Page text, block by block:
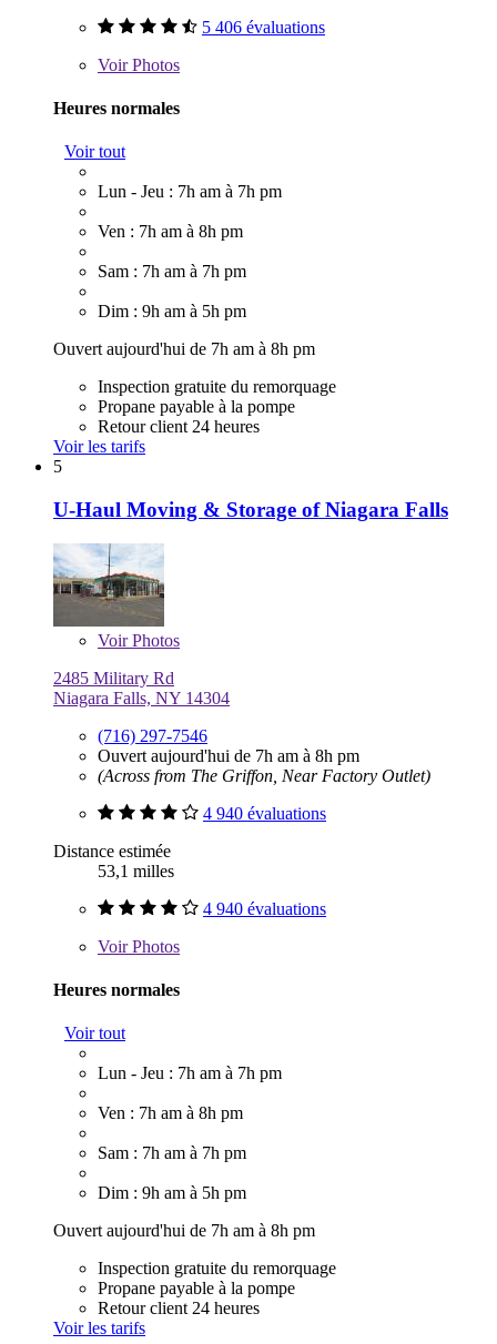
5 406 évaluations
VoirPhotos
Heures normales
Voir tout
Lun - Jeu : 7h am à 7h pm
Ven : 7h am à 8h pm
Sam : 7h am à 7h pm
Dim : 9h am à 5h pm
Ouvert aujourd'hui de 7h am à 8h pm
Inspection gratuite du remorquage
Propane payable à la pompe
Retour client 24 heures
Voir les tarifs
5
U-Haul Moving & Storage of Niagara Falls
VoirPhotos
2485 Military Rd
Niagara Falls, NY 14304
(716) 297-7546
Ouvert aujourd'hui de 7h am à 8h pm
(Across from The Griffon, Near Factory Outlet)
4 940 évaluations
Distance estimée
53,1 milles
4 940 évaluations
VoirPhotos
Heures normales
Voir tout
Lun - Jeu : 7h am à 7h pm
Ven : 7h am à 8h pm
Sam : 7h am à 7h pm
Dim : 9h am à 5h pm
Ouvert aujourd'hui de 7h am à 8h pm
Inspection gratuite du remorquage
Propane payable à la pompe
Retour client 24 heures
Voir les tarifs